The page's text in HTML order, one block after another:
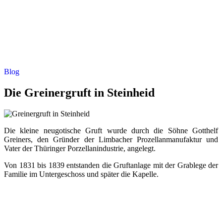
Blog
Die Greinergruft in Steinheid
Die kleine neugotische Gruft wurde durch die Söhne Gotthelf
Greiners, den Gründer der Limbacher Prozellanmanufaktur und
Vater der Thüringer Porzellanindustrie, angelegt.
Von 1831 bis 1839 entstanden die Gruftanlage mit der Grablege der
Familie im Untergeschoss und später die Kapelle.